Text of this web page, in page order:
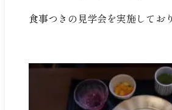
食事つきの見学会を実施してお